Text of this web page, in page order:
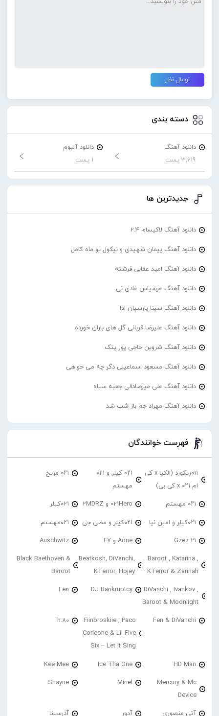
دسته بندی
دانلود آهنگ
3,619 پست
دانلود آلبوم
1 پست
جدیدترین ها
دانلود آهنگ لاکیسام 2.4
دانلود آهنگ پیمان شهیدی و نیکول یو ماه کامل
دانلود آهنگ امید عقابی فرشته
دانلود آهنگ عرشیاس عادی نی
دانلود آهنگ سینا پارسیان ادا
دانلود آهنگ علیرضا قربانی گل های باران خورده
دانلود آهنگ شروین حاجی پور پتک
دانلود آهنگ مسعود اسماعیلی دگر چه می خواهی
دانلود آهنگ علی میرصادقی جعبه سیاه
دانلود آهنگ مهراد جم باز شب شد
فهرست خوانندگان
۰۱۱ریکورد (الکیا x کی
ام ۰۲۱ x کی بی)
۰۲۱ کیلر و ۰۲۱
مهستم
۰۲۱ مریخ
۰۲۱ مهستم 021Hero و 2MDRZ 021کیلر
۰۲۱کیلر و امین نیا ۰۲۱کیلر و مصی جی ۰۲۱مهستم
21 Gzez Aone و E7 Auschwitz
Baroot , Katarina ,
KTerror & Zarinah
Beatkosh, DiVanchi,
KTerror, Hojey
Black Baethoven &
Baroot
DiVanchi , Ivankov ,
Baroot & Moonlight
DJ Bankruptcy
Fen
Fen & DiVanchi
Fiinbroskiie , Paco
Corleone & Lil Five
Six – Let It Sing
h.80
HD Man
Ice Tha One
Kee Mee
Mercury & Mc
Device
Minel
Shayne
آتی منصوری آدور آذرسینا